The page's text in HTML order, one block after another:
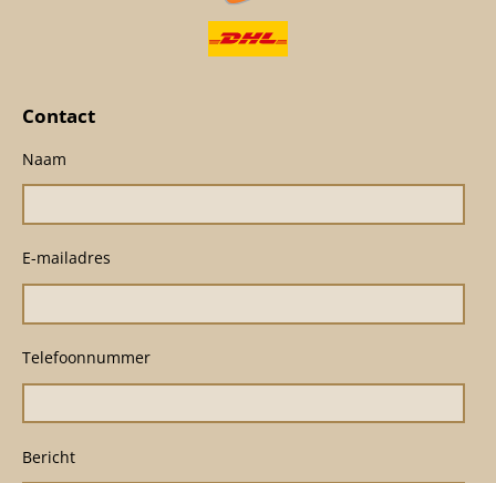
Contact
Naam
E-mailadres
Telefoonnummer
Bericht